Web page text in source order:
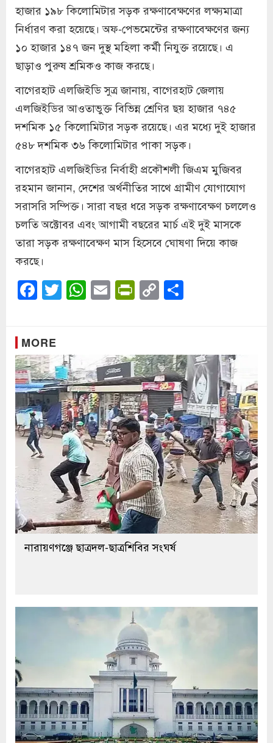
হাজার ১৯৮ কিলোমিটার সড়ক রক্ষণাবেক্ষণের লক্ষ্যমাত্রা
নির্ধারণ করা হয়েছে। অফ-পেভমেন্টের রক্ষণাবেক্ষণের জন্য
১০ হাজার ১৪৭ জন দুস্থ মহিলা কর্মী নিযুক্ত রয়েছে। এ
ছাড়াও পুরুষ শ্রমিকও কাজ করছে।
বাগেরহাট এলজিইডি সুত্র জানায়, বাগেরহাট জেলায়
এলজিইডির আওতাভুক্ত বিভিন্ন শ্রেণির ছয় হাজার ৭৪৫
দশমিক ১৫ কিলোমিটার সড়ক রয়েছে। এর মধ্যে দুই হাজার
৫৪৮ দশমিক ৩৬ কিলোমিটার পাকা সড়ক।
বাগেরহাট এলজিইডির নির্বাহী প্রকৌশলী জিএম মুজিবর
রহমান জানান, দেশের অর্থনীতির সাথে গ্রামীণ যোগাযোগ
সরাসরি সম্পিক্ত। সারা বছর ধরে সড়ক রক্ষণাবেক্ষণ চললেও
চলতি অক্টোবর এবং আগামী বছরের মার্চ এই দুই মাসকে
তারা সড়ক রক্ষণাবেক্ষণ মাস হিসেবে ঘোষণা দিয়ে কাজ
করছে।
Facebook
Twitter
WhatsApp
EmailPrintFriendly
Copy
Link
MORE
নারায়ণগঞ্জে ছাত্রদল-ছাত্রশিবির সংঘর্ষ